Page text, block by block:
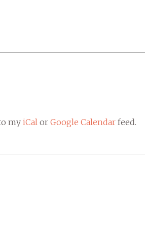
my iCal or Google Calendar feed.